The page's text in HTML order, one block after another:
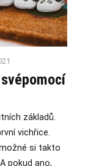
základů.
vichřice.
si takto
pokud ano,